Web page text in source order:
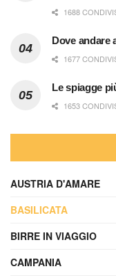
1688
Dove andare
1677
Le spiagge
1653
AUSTRIA D'AMARE
BASILICATA
BIRRE IN VIAGGIO
CAMPANIA